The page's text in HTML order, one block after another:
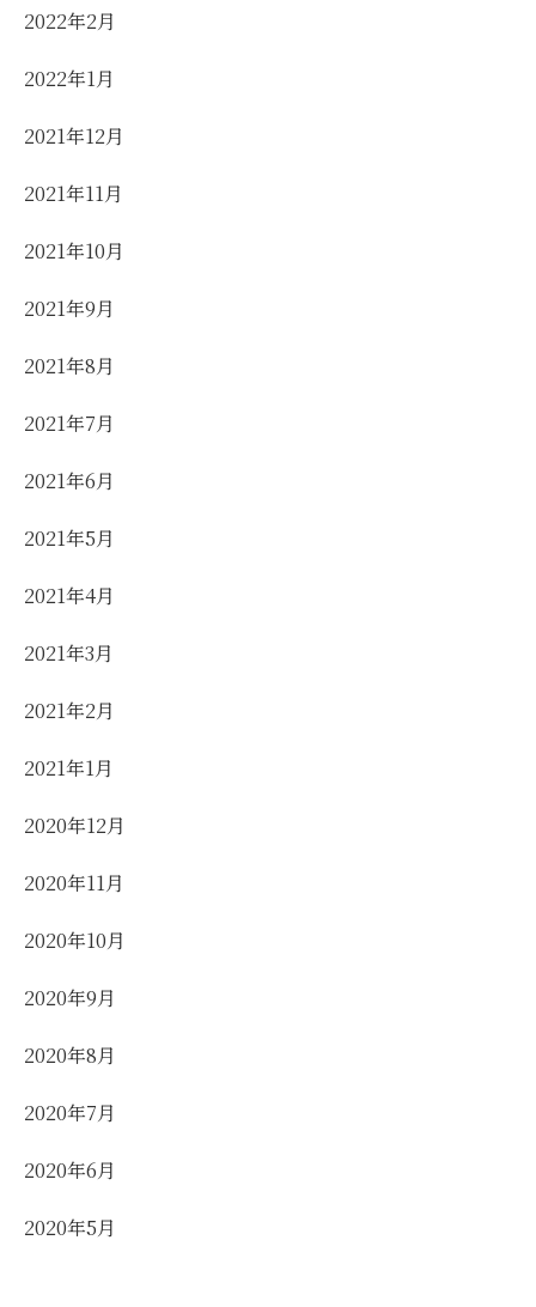
2022年2月
2022年1月
2021年12月
2021年11月
2021年10月
2021年9月
2021年8月
2021年7月
2021年6月
2021年5月
2021年4月
2021年3月
2021年2月
2021年1月
2020年12月
2020年11月
2020年10月
2020年9月
2020年8月
2020年7月
2020年6月
2020年5月